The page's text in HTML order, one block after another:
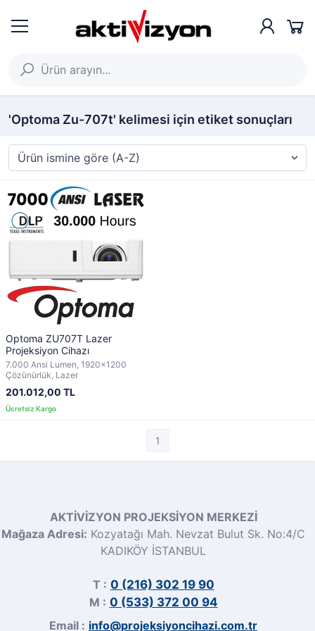
'Optoma Zu-707t' kelimesi için etiket sonuçları
Optoma ZU707T Lazer
Projeksiyon Cihazı
7.000 Ansi Lumen, 1920x1200
Çözünürlük, Lazer
201.012,00 TL
1
AKTİVİZYON PROJEKSİYON MERKEZİ
Mağaza Adresi: Kozyatağı Mah. Nevzat Bulut Sk. No:4/C
KADIKÖY İSTANBUL
T : 0 (216) 302 19 90
M : 0 (533) 372 00 94
Email : info@projeksiyoncihazi.com.tr